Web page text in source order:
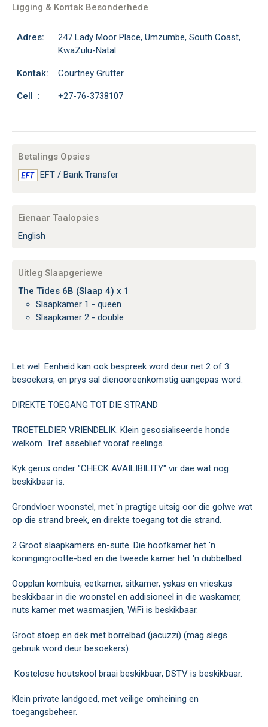
Ligging & Kontak Besonderhede
Adres:
247 Lady Moor Place, Umzumbe, South Coast,
KwaZulu-Natal
Kontak: Courtney Grütter
Cell : +27-76-3738107
Betalings Opsies
EFT / Bank Transfer
Eienaar Taalopsies
English
Uitleg Slaapgeriewe
The Tides 6B (Slaap 4) x 1
Slaapkamer 1 - queen
Slaapkamer 2 - double
Let wel: Eenheid kan ook bespreek word deur net 2 of 3
besoekers, en prys sal dienooreenkomstig aangepas word.
DIREKTE TOEGANG TOT DIE STRAND
TROETELDIER VRIENDELIK. Klein gesosialiseerde honde
welkom. Tref asseblief vooraf reëlings.
Kyk gerus onder "CHECK AVAILIBILITY" vir dae wat nog
beskikbaar is.
Grondvloer woonstel, met 'n pragtige uitsig oor die golwe wat
op die strand breek, en direkte toegang tot die strand.
2 Groot slaapkamers en-suite. Die hoofkamer het 'n
koningingrootte-bed en die tweede kamer het 'n dubbelbed.
Oopplan kombuis, eetkamer, sitkamer, yskas en vrieskas
beskikbaar in die woonstel en addisioneel in die waskamer,
nuts kamer met wasmasjien, WiFi is beskikbaar.
Groot stoep en dek met borrelbad (jacuzzi) (mag slegs
gebruik word deur besoekers).
Kostelose houtskool braai beskikbaar, DSTV is beskikbaar.
Klein private landgoed, met veilige omheining en
toegangsbeheer.